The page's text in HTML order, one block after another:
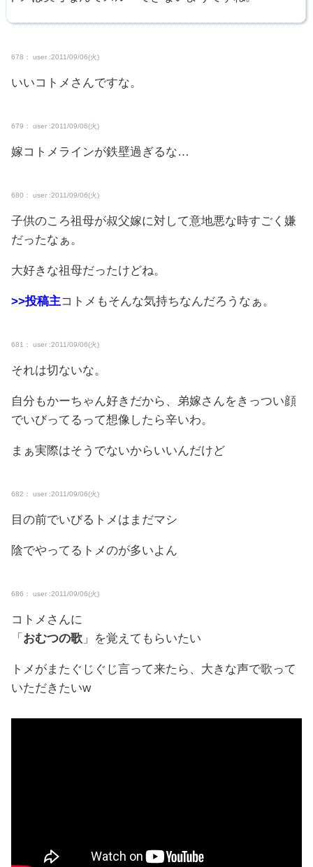
678： user :2011/09/06(火)
いいコトメさんですな。
679： user :2011/09/06(火)
嫁コトメラインが鉄壁過ぎるな…
680： user :2011/09/06(火)
子供のころ祖母が叔父嫁に対して意地悪な時すごく嫌
だったなぁ。
大好きな祖母だったけどね。
>>投稿主コトメもそんな気持ちなんだろうなぁ。
681： user :2011/09/06(火)
それは切ないな。
自分もかーちゃん好きだから、弟嫁さんをきっつい顔
でいびってるって想像したら辛いわ。
まぁ実際はそうでないからいいんだけど
682： user :2011/09/06(火)
目の前でいびるトメはまだマシ
陰でやってるトメのが多いよん
686： user :2011/09/06(火)
コトメさんに
「 おむつの歌 」を覚えてもらいたい
トメがまたぐじぐじ言って来たら、大きな声で歌って
いただきたいw